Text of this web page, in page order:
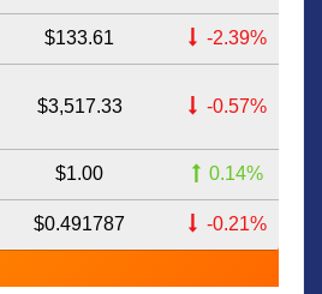
$133.61 -2.39%
$3,517.33 -0.57%
$1.00 0.14%
$0.491787 -0.21%